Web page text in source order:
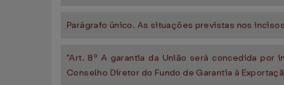
Parágrafo único. As situações previstas nos
"Art. 8º A garantia da União será concedida por
Conselho Diretor do Fundo de Garantia à